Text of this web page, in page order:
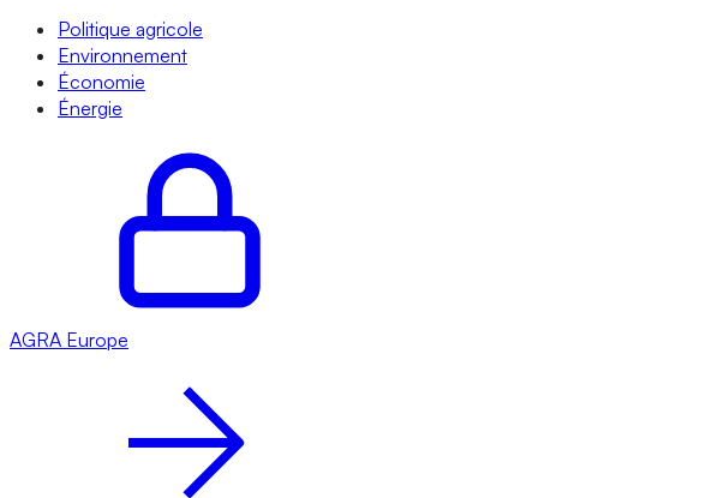
Politique agricole
Environnement
Économie
Énergie
AGRA Europe